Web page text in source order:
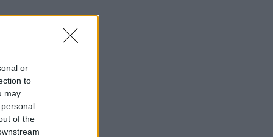
or
to
may
of the